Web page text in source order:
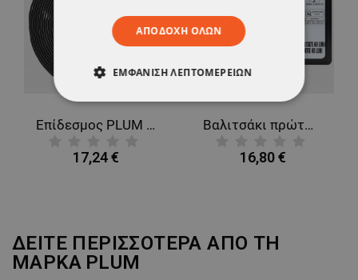
Επίδεσμος PLUM QUICKSOFT BANDANGE BLACK
17,24 €
Βαλιτσάκι πρώτων βοηθειών αυτοκινήτου VESTA
16,80 €
ΔΕΙΤΕ ΠΕΡΙΣΣΟΤΕΡΑ ΑΠΟ ΤΗ
ΜΑΡΚΑ PLUM
ΑΠΟΔΟΧΉ ΌΛΩΝ
ΕΜΦΆΝΙΣΗ ΛΕΠΤΟΜΕΡΕΙΏΝ
ΑΠΟΛΎΤΩΣ ΑΠΑΡΑΊΤΗΤΑ